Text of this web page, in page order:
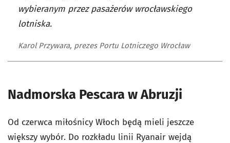
wybieranym przez pasażerów wrocławskiego
lotniska.
Karol Przywara, prezes Portu Lotniczego Wrocław
Nadmorska Pescara w Abruzji
Od czerwca miłośnicy Włoch będą mieli jeszcze
większy wybór. Do rozkładu linii Ryanair wejdą